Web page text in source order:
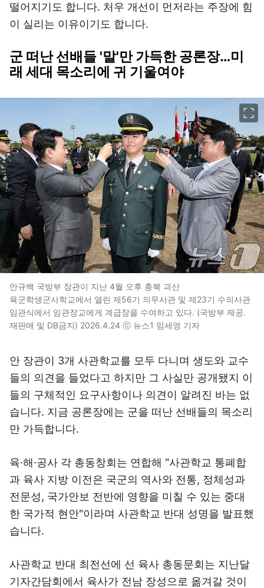
떨어지기도 합니다. 처우 개선이 먼저라는 주장에 힘
이 실리는 이유이기도 합니다.
군 떠난 선배들 '말'만 가득한 공론장…미
래 세대 목소리에 귀 기울여야
안규백 국방부 장관이 지난 4월 오후 충북 괴산
육군학생군사학교에서 열린 제56기 의무사관 및 제23기 수의사관
임관식에서 임관장교에게 계급장을 수여하고 있다. (국방부 제공.
재판매 및 DB금지) 2026.4.24 ⓒ 뉴스1 임세영 기자
안 장관이 3개 사관학교를 모두 다니며 생도와 교수
들의 의견을 들었다고 하지만 그 사실만 공개됐지 이
들의 구체적인 요구사항이나 의견이 알려진 바는 없
습니다. 지금 공론장에는 군을 떠난 선배들의 목소리
만 가득합니다.
육·해·공사 각 총동창회는 연합해 "사관학교 통폐합
과 육사 지방 이전은 국군의 역사와 전통, 정체성과
전문성, 국가안보 전반에 영향을 미칠 수 있는 중대
한 국가적 현안"이라며 사관학교 반대 성명을 발표했
습니다.
사관학교 반대 최전선에 선 육사 총동문회는 지난달
기자간담회에서 육사가 전남 장성으로 옮겨갈 것이